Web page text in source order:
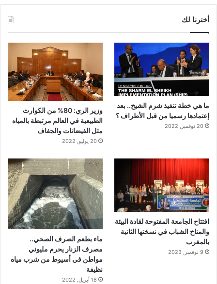
أخترنا لك
ما هي خطة تنفيذ شرم الشيخ.. بعد
إعتمادها رسميا من قبل الأطراف ؟
20 نوفمبر, 2022
وزير الري: 80% من الكوارث
الطبيعية في العالم مرتبطة بالمياه
مثل الفيضانات والجفاف
20 يوليو, 2022
افتتاح الجامعة المفتوحة لقادة البيئة
والمناخ الشباب في نسختها الثانية
بالمغرب
9 نوفمبر, 2023
ماء بطعم الصرف الصحي..
مصرف الزنار يحرم مليوني
مواطن في أسيوط من شرب مياه
نظيفة
18 أبريل, 2022